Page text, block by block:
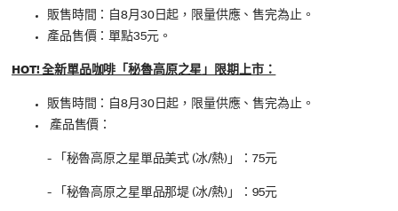
販售時間：自8月30日起，限量供應、售完為止。
產品售價：單點35元。
HOT! 全新單品咖啡「秘魯高原之星」限期上市：
販售時間：自8月30日起，限量供應、售完為止。
產品售價：
- 「秘魯高原之星單品美式 (冰/熱)」：75元
- 「秘魯高原之星單品那堤 (冰/熱)」：95元